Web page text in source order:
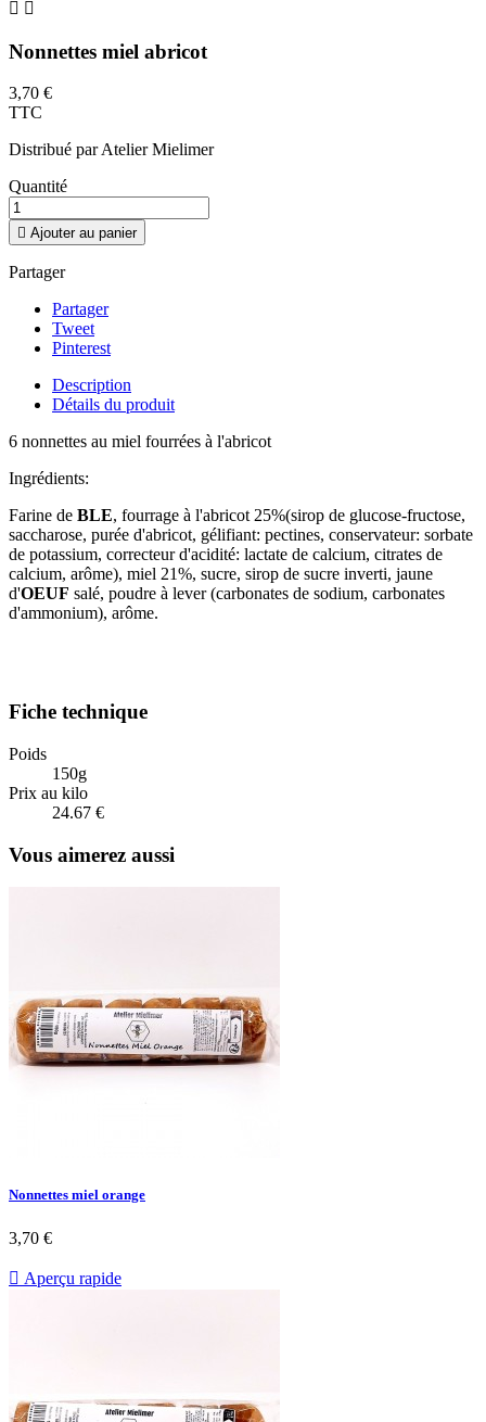
 
Nonnettes miel abricot
3,70 €
TTC
Distribué par Atelier Mielimer
Quantité
 Ajouter au panier
Partager
Partager
Tweet
Pinterest
Description
Détails du produit
6 nonnettes au miel fourrées à l'abricot
Ingrédients:
Farine de BLE, fourrage à l'abricot 25%(sirop de glucose-fructose,
saccharose, purée d'abricot, gélifiant: pectines, conservateur: sorbate
de potassium, correcteur d'acidité: lactate de calcium, citrates de
calcium, arôme), miel 21%, sucre, sirop de sucre inverti, jaune
d'OEUF salé, poudre à lever (carbonates de sodium, carbonates
d'ammonium), arôme.
Fiche technique
Poids
150g
Prix au kilo
24.67 €
Vous aimerez aussi
Nonnettes miel orange
3,70 €
 Aperçu rapide